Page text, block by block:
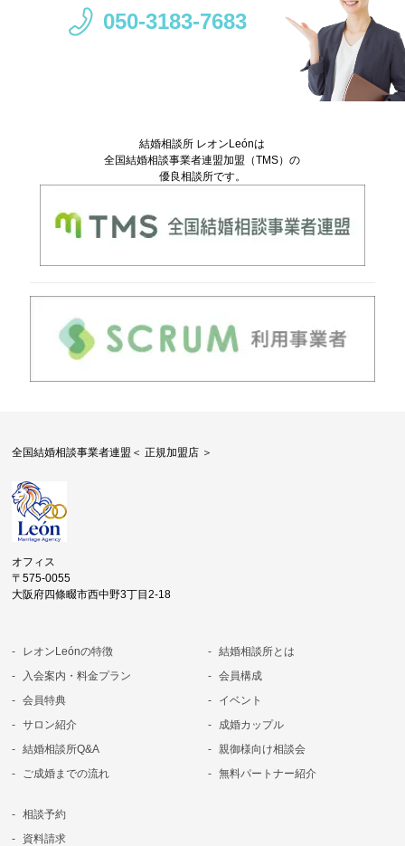
050-3183-7683
結婚相談所 レオンLeónは
全国結婚相談事業者連盟加盟（TMS）の
優良相談所です。
全国結婚相談事業者連盟＜ 正規加盟店 ＞
オフィス
〒575-0055
大阪府四條畷市西中野3丁目2-18
レオンLeónの特徴
入会案内・料金プラン
会員特典
サロン紹介
結婚相談所Q&A
ご成婚までの流れ
結婚相談所とは
会員構成
イベント
成婚カップル
親御様向け相談会
無料パートナー紹介
相談予約
資料請求